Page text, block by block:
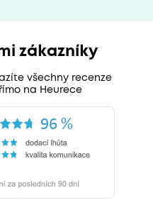
zákazníky
všechny recenze
na Heurece